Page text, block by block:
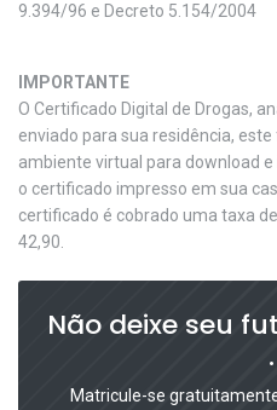
9.394/96 e Decreto 5.154/2004
IMPORTANTE
O Certificado Digital de Drogas,
enviado para sua residência,
ambiente virtual para download
o certificado impresso em sua
certificado é cobrado uma taxa
42,90.
Não deixe seu
.
Matricule-se